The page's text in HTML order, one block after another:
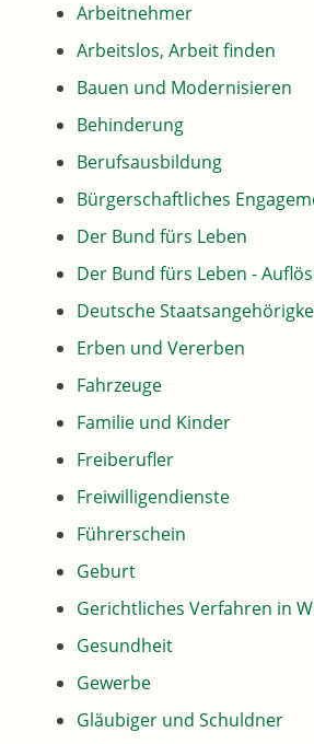
Arbeitnehmer
Arbeitslos, Arbeit finden
Bauen und Modernisieren
Behinderung
Berufsausbildung
Bürgerschaftliches
Der Bund fürs Leben
Der Bund fürs Leben -
Deutsche
Erben und Vererben
Fahrzeuge
Familie und Kinder
Freiberufler
Freiwilligendienste
Führerschein
Geburt
Gerichtliches Verfahren in
Gesundheit
Gewerbe
Gläubiger und Schuldner